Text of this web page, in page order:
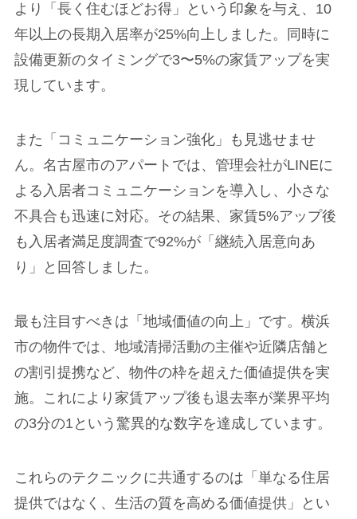
より「長く住むほどお得」という印象を与え、10
年以上の長期入居率が25%向上しました。同時に
設備更新のタイミングで3〜5%の家賃アップを実
現しています。
また「コミュニケーション強化」も見逃せませ
ん。名古屋市のアパートでは、管理会社がLINEに
よる入居者コミュニケーションを導入し、小さな
不具合も迅速に対応。その結果、家賃5%アップ後
も入居者満足度調査で92%が「継続入居意向あ
り」と回答しました。
最も注目すべきは「地域価値の向上」です。横浜
市の物件では、地域清掃活動の主催や近隣店舗と
の割引提携など、物件の枠を超えた価値提供を実
施。これにより家賃アップ後も退去率が業界平均
の3分の1という驚異的な数字を達成しています。
これらのテクニックに共通するのは「単なる住居
提供ではなく、生活の質を高める価値提供」とい